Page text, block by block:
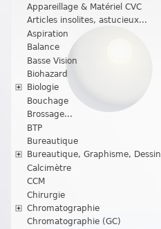
Appareillage & Matériel CVC
Articles insolites, astucieux...
Aspiration
Balance
Basse Vision
Biohazard
Biologie
Bouchage
Brossage...
BTP
Bureautique
Bureautique, Graphisme, Dessin
Calcimètre
CCM
Chirurgie
Chromatographie
Chromatographie (GC)